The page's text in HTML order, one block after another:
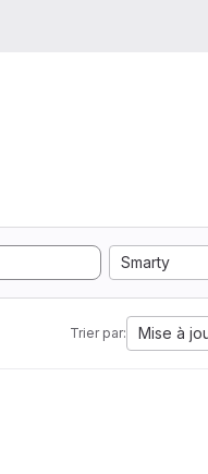
Smarty
Trier par: Mise à